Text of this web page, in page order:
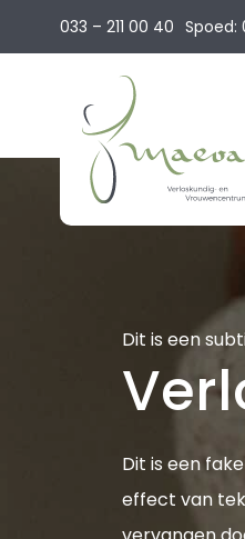
033 – 211 00 40 Spoed:
Dit is een
Dit is een
effect van